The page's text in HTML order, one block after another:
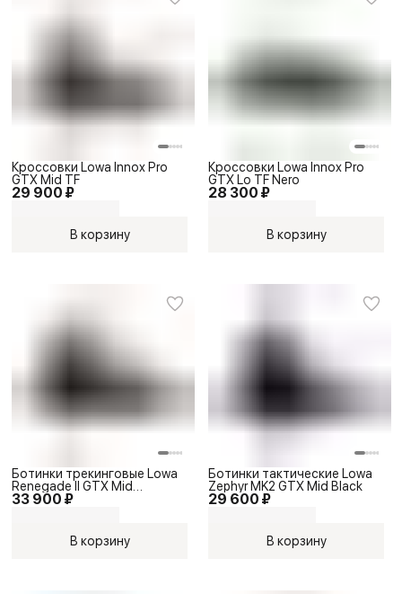
29 900 ₽
Кроссовки Lowa Innox Pro
GTX Mid TF
В корзину
28 300 ₽
Кроссовки Lowa Innox Pro
GTX Lo TF Nero
В корзину
33 900 ₽
Ботинки трекинговые Lowa
Renegade II GTX Mid
Black/Black
В корзину
29 600 ₽
Ботинки тактические Lowa
Zephyr MK2 GTX Mid Black
В корзину